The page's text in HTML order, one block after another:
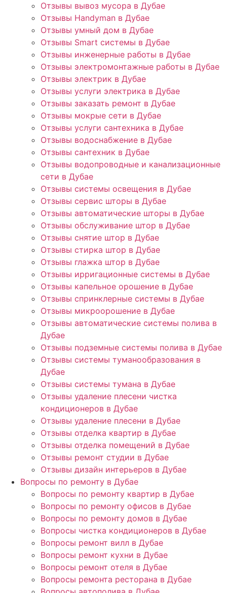
Отзывы вывоз мусора в Дубае
Отзывы Handyman в Дубае
Отзывы умный дом в Дубае
Отзывы Smart системы в Дубае
Отзывы инженерные работы в Дубае
Отзывы электромонтажные работы в Дубае
Отзывы электрик в Дубае
Отзывы услуги электрика в Дубае
Отзывы заказать ремонт в Дубае
Отзывы мокрые сети в Дубае
Отзывы услуги сантехника в Дубае
Отзывы водоснабжение в Дубае
Отзывы сантехник в Дубае
Отзывы водопроводные и канализационные
сети в Дубае
Отзывы системы освещения в Дубае
Отзывы сервис шторы в Дубае
Отзывы автоматические шторы в Дубае
Отзывы обслуживание штор в Дубае
Отзывы снятие штор в Дубае
Отзывы стирка штор в Дубае
Отзывы глажка штор в Дубае
Отзывы ирригационные системы в Дубае
Отзывы капельное орошение в Дубае
Отзывы спринклерные системы в Дубае
Отзывы микроорошение в Дубае
Отзывы автоматические системы полива в
Дубае
Отзывы подземные системы полива в Дубае
Отзывы системы туманообразования в
Дубае
Отзывы системы тумана в Дубае
Отзывы удаление плесени чистка
кондиционеров в Дубае
Отзывы удаление плесени в Дубае
Отзывы отделка квартир в Дубае
Отзывы отделка помещений в Дубае
Отзывы ремонт студии в Дубае
Отзывы дизайн интерьеров в Дубае
Вопросы по ремонту в Дубае
Вопросы по ремонту квартир в Дубае
Вопросы по ремонту офисов в Дубае
Вопросы по ремонту домов в Дубае
Вопросы чистка кондиционеров в Дубае
Вопросы ремонт вилл в Дубае
Вопросы ремонт кухни в Дубае
Вопросы ремонт отеля в Дубае
Вопросы ремонта ресторана в Дубае